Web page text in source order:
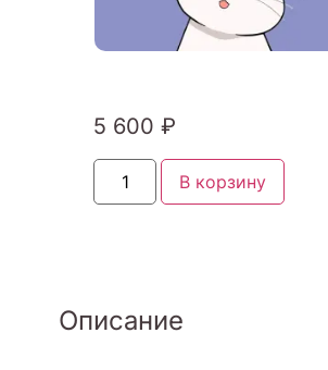
5 600₽
В корзину
Описание